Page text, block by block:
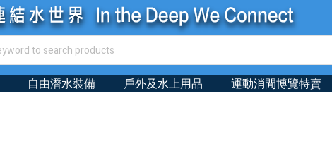
自由潛水裝備 戶外及水上用品 運動消閒博覽特賣